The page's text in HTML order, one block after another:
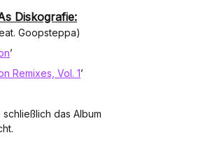
Diskografie:
Goopsteppa)
’
Remixes, Vol. 1’
das Album